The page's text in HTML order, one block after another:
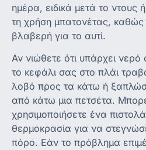
ημέρα, ειδικά μετά το ντους
τη χρήση μπατονέτας, καθώς
βλαβερή για το αυτί.
Αν νιώθετε ότι υπάρχει νερό
το κεφάλι σας στο πλάι
λοβό προς τα κάτω ή
από κάτω μια πετσέτα.
χρησιμοποιήσετε ένα
θερμοκρασία για να
πόρο. Εάν το πρόβλημα